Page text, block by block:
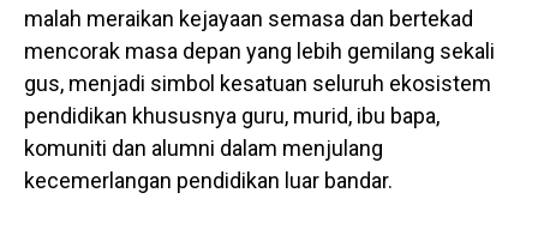
malah meraikan kejayaan semasa dan bertekad
mencorak masa depan yang lebih gemilang sekali
gus, menjadi simbol kesatuan seluruh ekosistem
pendidikan khususnya guru, murid, ibu bapa,
komuniti dan alumni dalam menjulang
kecemerlangan pendidikan luar bandar.